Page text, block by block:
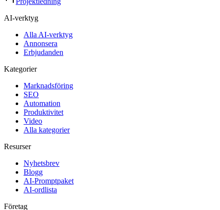
AI-verktyg
Alla AI-verktyg
Annonsera
Erbjudanden
Kategorier
Marknadsföring
SEO
Automation
Produktivitet
Video
Alla kategorier
Resurser
Nyhetsbrev
Blogg
AI-Promptpaket
AI-ordlista
Företag